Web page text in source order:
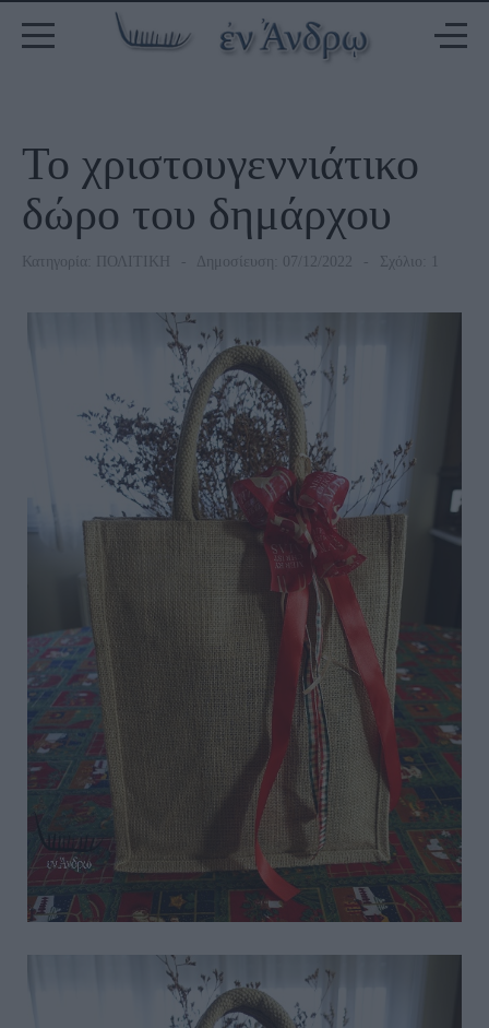
Το χριστουγεννιάτικο
δώρο του δημάρχου
Κατηγορία: ΠΟΛΙΤΙΚΗ Δημοσίευση: 07/12/2022 Σχόλιο: 1